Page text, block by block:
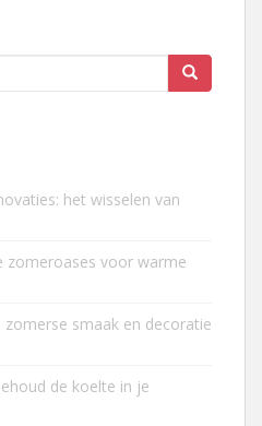
het wisselen van
zomeroases voor warme
zomerse smaak en decoratie
de koelte in je